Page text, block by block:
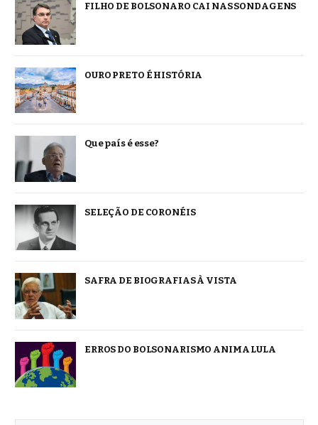
FILHO DE BOLSONARO CAI NAS SONDAGENS
OURO PRETO É HISTÓRIA
Que país é esse?
SELEÇÃO DE CORONÉIS
SAFRA DE BIOGRAFIAS À VISTA
ERROS DO BOLSONARISMO ANIMA LULA